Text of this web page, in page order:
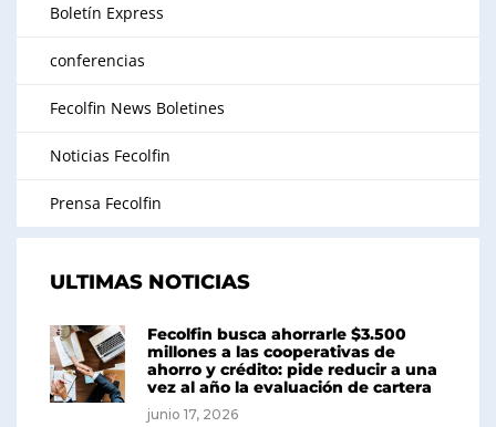
Boletín Express
conferencias
Fecolfin News Boletines
Noticias Fecolfin
Prensa Fecolfin
ULTIMAS NOTICIAS
Fecolfin busca ahorrarle $3.500
millones a las cooperativas de
ahorro y crédito: pide reducir a una
vez al año la evaluación de cartera
junio 17, 2026